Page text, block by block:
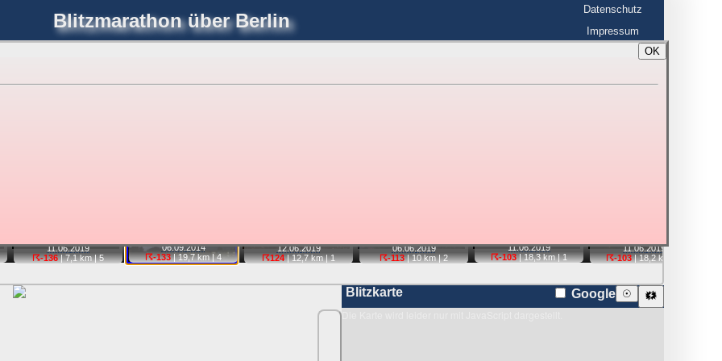
OK
Blitzmarathonüber Berlin
joerglorenz.de
Datenschutz
Impressum
Blitzmarathon Am Himmel Luftfahrt Blitzmarathon ☰
11.06.2019
☈-136| 7,1 km |5
06.09.2014
☈-133| 19,7 km |4
12.06.2019
☈124| 12,7 km |1
06.06. 2019
☈-113| 10 km |2
11.06.2019
☈-103| 18,3 km |1
11.06.2019
☈-103| 18,2 km |
Blitzkarte 🗱
☉
Google